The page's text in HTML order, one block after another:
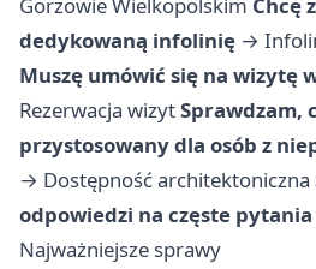
Gorzowie Wielkopolskim Chcę
dedykowaną infolinię →
Muszę umówić się na wizytę
Rezerwacja wizytSprawdzam,
przystosowany dla osób z
→ Dostępność architektoniczna
odpowiedzi na częste pytania
Najważniejsze sprawy